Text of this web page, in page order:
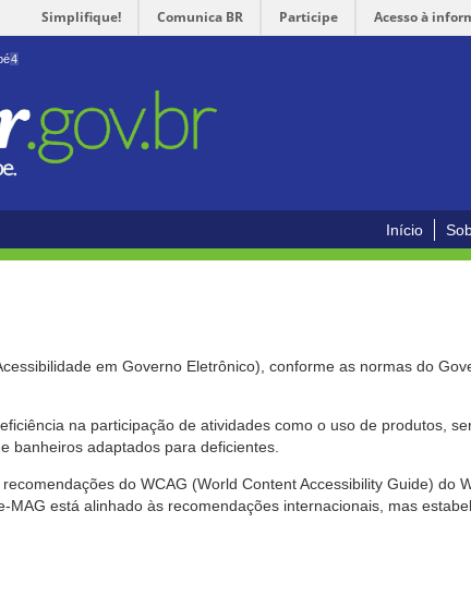
Simplifique! Comunica BR Participe Acesso à
4
Início
em Governo Eletrônico), conforme as normas do
na participação de atividades como o uso de produtos,
banheiros adaptados para deficientes.
do WCAG (World Content Accessibility Guide) do
MAG está alinhado às recomendações internacionais, mas